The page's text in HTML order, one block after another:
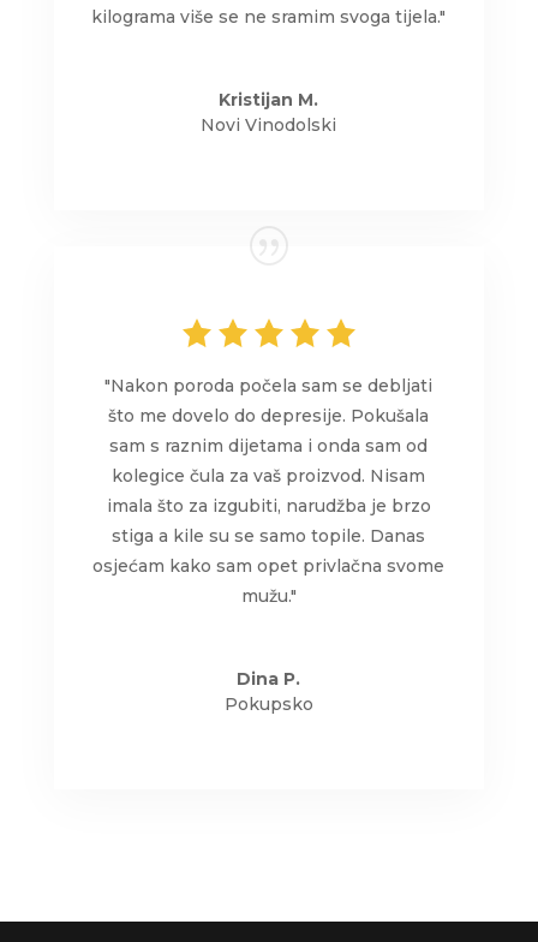
kilograma više se ne sramim svoga tijela."
Kristijan M.
Novi Vinodolski
"Nakon poroda počela sam se debljati
što me dovelo do depresije. Pokušala
sam s raznim dijetama i onda sam od
kolegice čula za vaš proizvod. Nisam
imala što za izgubiti, narudžba je brzo
stiga a kile su se samo topile. Danas
osjećam kako sam opet privlačna svome
mužu."
Dina P.
Pokupsko